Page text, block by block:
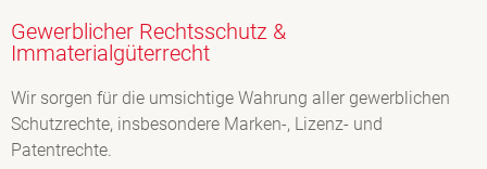
Gewerblicher Rechtsschutz &
Immaterialgüterrecht
Wir sorgen für die umsichtige Wahrung aller gewerblichen
Schutzrechte, insbesondere Marken-, Lizenz- und
Patentrechte.